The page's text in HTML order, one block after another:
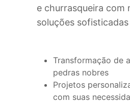
e churrasqueira com
soluções
Transformação de
pedras nobres
Projetos
com suas